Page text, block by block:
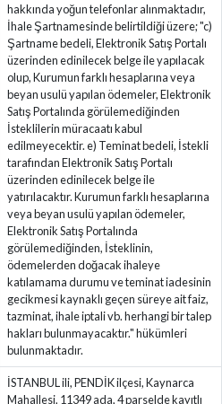
hakkında yoğun telefonlar alınmaktadır,
İhale Şartnamesinde belirtildiği üzere; "c)
Şartname bedeli, Elektronik Satış Portalı
üzerinden edinilecek belge ile yapılacak
olup, Kurumun farklı hesaplarına veya
beyan usulü yapılan ödemeler, Elektronik
Satış Portalında görülemediğinden
İsteklilerin müracaatı kabul
edilmeyecektir. e) Teminat bedeli, İstekli
tarafından Elektronik Satış Portalı
üzerinden edinilecek belge ile
yatırılacaktır. Kurumun farklı hesaplarına
veya beyan usulü yapılan ödemeler,
Elektronik Satış Portalında
görülemediğinden, İsteklinin,
ödemelerden doğacak ihaleye
katılamama durumu ve teminat iadesinin
gecikmesi kaynaklı geçen süreye ait faiz,
tazminat, ihale iptali vb. herhangi bir talep
hakları bulunmayacaktır." hükümleri
bulunmaktadır.
İSTANBUL ili, PENDİK ilçesi, Kaynarca
Mahallesi, 11349 ada, 4 parselde kayıtlı